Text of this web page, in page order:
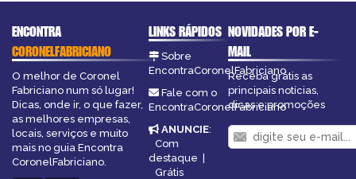
ENCONTRA
CORONELFABRICIANO
O melhor de Coronel
Fabriciano num só lugar!
Dicas, onde ir, o que fazer,
as melhores empresas,
locais, serviços e muito
mais no guia Encontra
CoronelFabriciano.
LINKS RÁPIDOS
Sobre
EncontraCoronelFabriciano
Fale com o
EncontraCoronelFabriciano
ANUNCIE:
Com
destaque |
Grátis
NOVIDADES POR E-
MAIL
Receba grátis as
principais notícias,
dicas e promoções